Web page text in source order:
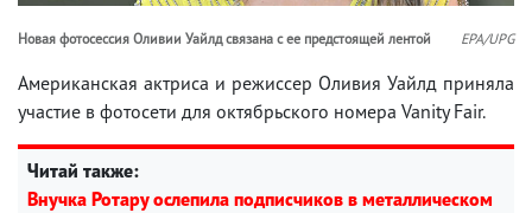
Новая фотосессия Оливии Уайлд связана с ее предстоящей лентой EPA/UPG
Американская актриса и режиссер Оливия Уайлд приняла
участие в фотосети для октябрьского номера Vanity Fair.
Читай также:
Внучка Ротару ослепила подписчиков в металлическом